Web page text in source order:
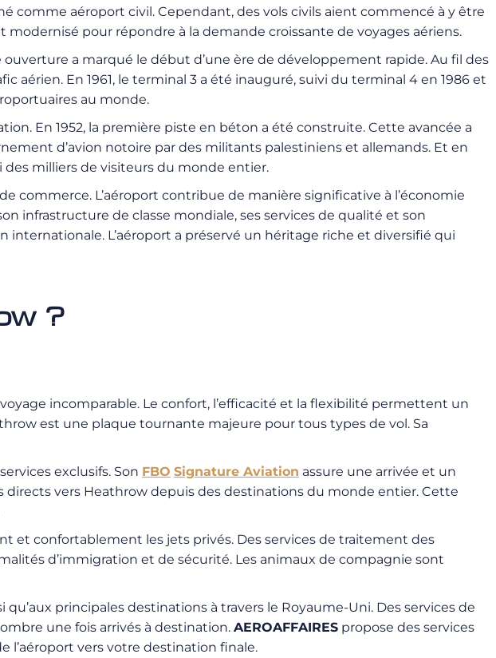
comme aéroport civil. Cependant, des vols civils aient commencé à y être
pour répondre à la demande croissante de voyages aériens.
a marqué le début d’une ère de développement rapide. Au fil des
En 1961, le terminal 3 a été inauguré, suivi du terminal 4 en 1986 et
au monde.
En 1952, la première piste en béton a été construite. Cette avancée a
d’avion notoire par des militants palestiniens et allemands. Et en
des milliers de visiteurs du monde entier.
commerce. L’aéroport contribue de manière significative à l’économie
infrastructure de classe mondiale, ses services de qualité et son
internationale. L’aéroport a préservé un héritage riche et diversifié qui
?
voyage incomparable. Le confort, l’efficacité et la flexibilité permettent un
est une plaque tournante majeure pour tous types de vol. Sa
exclusifs. Son FBO Signature Aviation assure une arrivée et un
vers Heathrow depuis des destinations du monde entier. Cette
et confortablement les jets privés. Des services de traitement des
d’immigration et de sécurité. Les animaux de compagnie sont
principales destinations à travers le Royaume-Uni. Des services de
une fois arrivés à destination. AEROAFFAIRES propose des services
l’aéroport vers votre destination finale.